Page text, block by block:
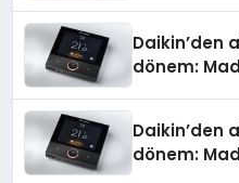
Daikin’den
dönem:
Daikin’den
dönem: